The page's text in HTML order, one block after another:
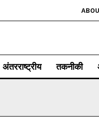
अंतरराष्ट्रीय तकनीकी